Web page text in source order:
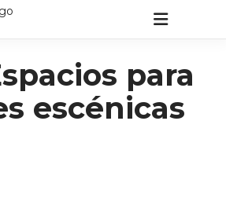
para
escénicas